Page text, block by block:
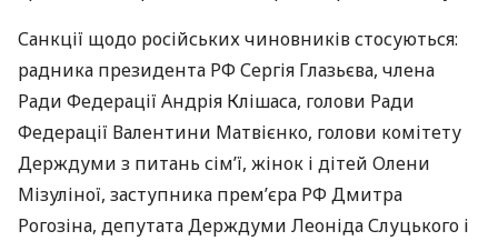
Санкції щодо російських чиновників стосуються:
радника президента РФ Сергія Глазьєва, члена
Ради Федерації Андрія Клішаса, голови Ради
Федерації Валентини Матвієнко, голови комітету
Держдуми з питань сім’ї, жінок і дітей Олени
Мізуліної, заступника прем’єра РФ Дмитра
Рогозіна, депутата Держдуми Леоніда Слуцького і